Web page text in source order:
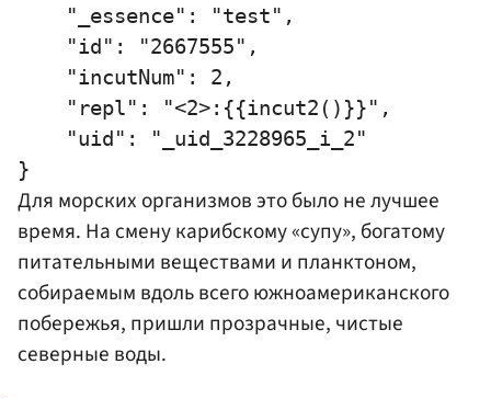
    "_essence": "test",
    "id": "2667555",
    "incutNum": 2,
    "repl": "<2>:{{incut2()}}",
    "uid": "_uid_3228965_i_2"
Для морских организмов это было не лучшее
время. На смену карибскому «супу», богатому
питательными веществами и планктоном,
собираемым вдоль всего южноамериканского
побережья, пришли прозрачные, чистые
северные воды.